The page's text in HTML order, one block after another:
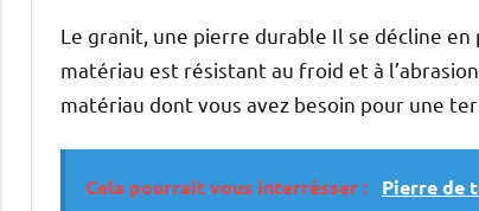
Le granit, une pierre durable Il se décline
matériau est résistant au froid et à
matériau dont vous avez besoin pour une
Cela pourrait vous interrésser : Pierre de